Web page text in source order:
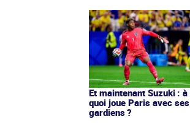
Et maintenant Suzuki : à
quoi joue Paris avec ses
gardiens ?